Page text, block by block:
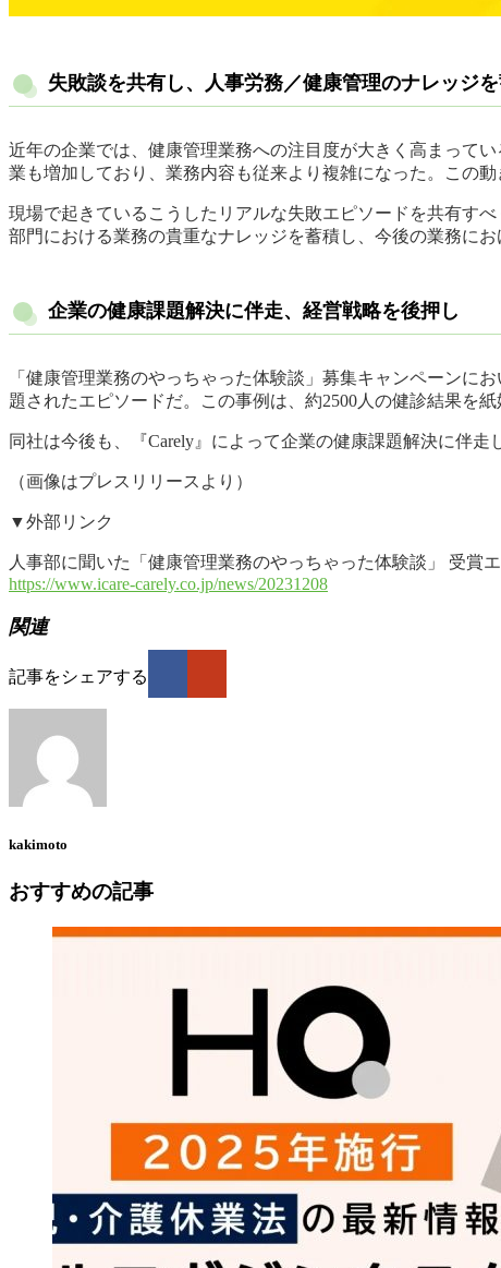
失敗談を共有し、人事労務／健康管理のナレッジ
近年の企業では、健康管理業務への注目度が大きく高まって
業も増加しており、業務内容も従来より複雑になった。この
現場で起きているこうしたリアルな失敗エピソードを共有す
部門における業務の貴重なナレッジを蓄積し、今後の業務に
企業の健康課題解決に伴走、経営戦略を後押し
「健康管理業務のやっちゃった体験談」募集キャンペーンに
題されたエピソードだ。この事例は、約2500人の健診結果を
同社は今後も、『Carely』によって企業の健康課題解決に伴走
（画像はプレスリリースより）
▼外部リンク
人事部に聞いた「健康管理業務のやっちゃった体験談」 受賞
https://www.icare-carely.co.jp/news/20231208
関連
記事をシェアする
kakimoto
おすすめの記事